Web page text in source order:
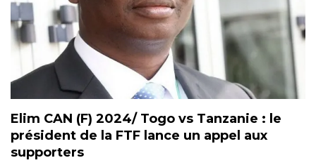
Elim CAN (F) 2024/ Togo vs Tanzanie : le
président de la FTF lance un appel aux
supporters